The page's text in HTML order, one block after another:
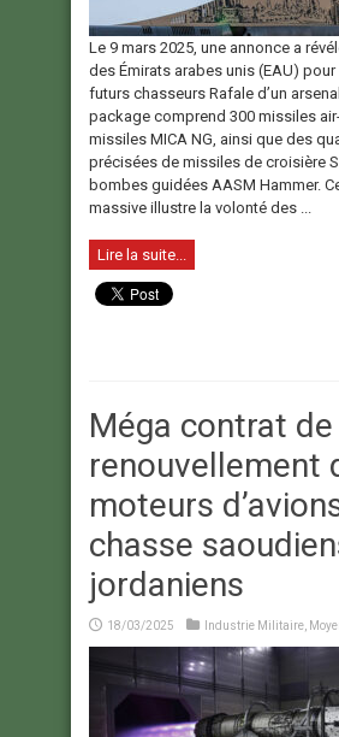
Le 9 mars 2025, une annonce a
des Émirats arabes unis (EAU)
futurs chasseurs Rafale d’un
package comprend 300 missiles
missiles MICA NG, ainsi que des
précisées de missiles de croisière
bombes guidées AASM Hammer.
massive illustre la volonté des ...
Lire la suite...
Méga contrat de
renouvellement
moteurs
chasse
jordaniens
18/03/2025 Industrie Militaire